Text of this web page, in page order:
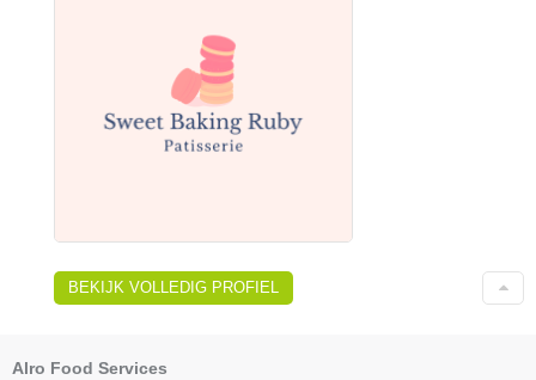
BEKIJK VOLLEDIG PROFIEL
Alro Food Services